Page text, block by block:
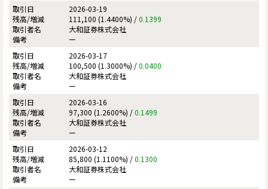
2026-03-19
111,100 (1.4400%) /0.1399
大和証券株式会社
ー
2026-03-17
100,500 (1.3000%) /0.0400
大和証券株式会社
ー
2026-03-16
97,300 (1.2600%) /0.1499
大和証券株式会社
ー
2026-03-12
85,800 (1.1100%) /0.1300
大和証券株式会社
ー